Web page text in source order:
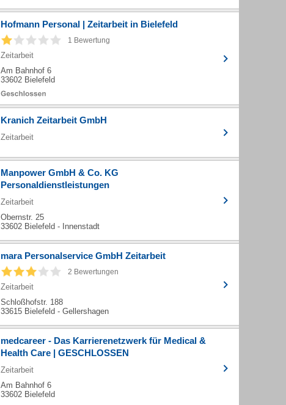
Hofmann Personal | Zeitarbeit in Bielefeld
1 Bewertung
Zeitarbeit
Am Bahnhof 6
33602 Bielefeld
Kranich Zeitarbeit GmbH
Zeitarbeit
Manpower GmbH & Co. KG
Personaldienstleistungen
Zeitarbeit
Obernstr. 25
33602 Bielefeld - Innenstadt
mara Personalservice GmbH Zeitarbeit
2 Bewertungen
Zeitarbeit
Schloßhofstr. 188
33615 Bielefeld - Gellershagen
medcareer - Das Karrierenetzwerk für Medical &
Health Care | GESCHLOSSEN
Zeitarbeit
Am Bahnhof 6
33602 Bielefeld